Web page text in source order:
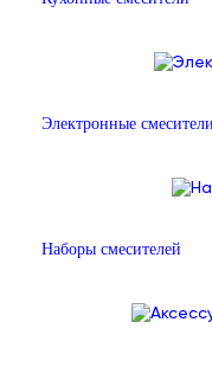
Электронные смесители
Наборы смесителей